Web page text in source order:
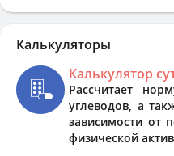
Калькуляторы
Калькулятор
Рассчитает
углеводов, а
зависимости от
физической